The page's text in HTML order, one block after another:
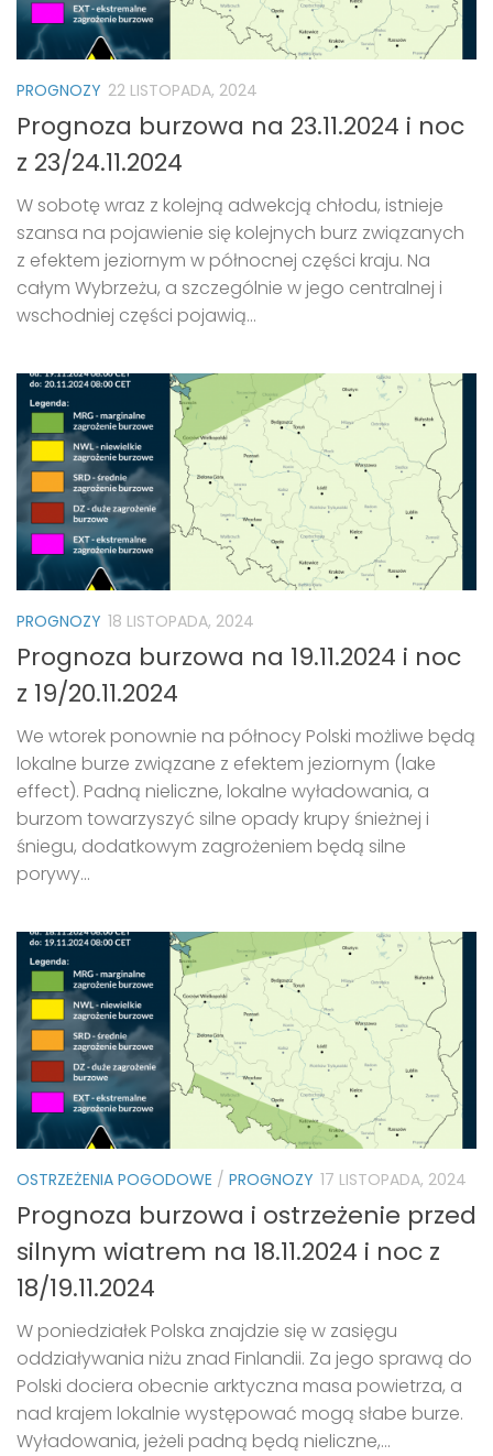
PROGNOZY 22 LISTOPADA, 2024
Prognoza burzowa na 23.11.2024 i noc
z 23/24.11.2024
W sobotę wraz z kolejną adwekcją chłodu, istnieje
szansa na pojawienie się kolejnych burz związanych
z efektem jeziornym w północnej części kraju. Na
całym Wybrzeżu, a szczególnie w jego centralnej i
wschodniej części pojawią...
PROGNOZY 18 LISTOPADA, 2024
Prognoza burzowa na 19.11.2024 i noc
z 19/20.11.2024
We wtorek ponownie na północy Polski możliwe będą
lokalne burze związane z efektem jeziornym (lake
effect). Padną nieliczne, lokalne wyładowania, a
burzom towarzyszyć silne opady krupy śnieżnej i
śniegu, dodatkowym zagrożeniem będą silne
porywy...
OSTRZEŻENIA POGODOWE / PROGNOZY 17 LISTOPADA, 2024
Prognoza burzowa i ostrzeżenie przed
silnym wiatrem na 18.11.2024 i noc z
18/19.11.2024
W poniedziałek Polska znajdzie się w zasięgu
oddziaływania niżu znad Finlandii. Za jego sprawą do
Polski dociera obecnie arktyczna masa powietrza, a
nad krajem lokalnie występować mogą słabe burze.
Wyładowania, jeżeli padną będą nieliczne,...